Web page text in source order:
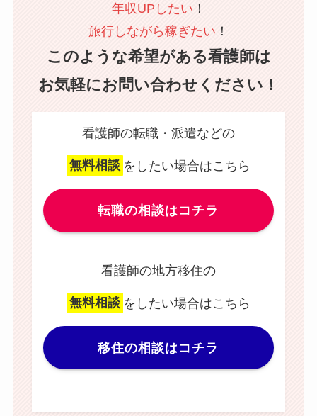
年収UPしたい ！
旅行しながら稼ぎたい ！
このような希望がある看護師は
お気軽にお問い合わせください！
看護師の転職・派遣などの
無料相談 をしたい場合はこちら
転職の相談はコチラ
看護師の地方移住の
無料相談 をしたい場合はこちら
移住の相談はコチラ